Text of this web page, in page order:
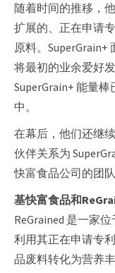
随着时间的推移，
扩展的、正在申请
原料。SuperGrain+
将最初的业余爱好
SuperGrain+ 能量
中。
在幕后，他们还继
伙伴关系为
快富食品公司的团
基快富食品和
ReGrained 是一家
利用其正在申请专
品废料转化为营养